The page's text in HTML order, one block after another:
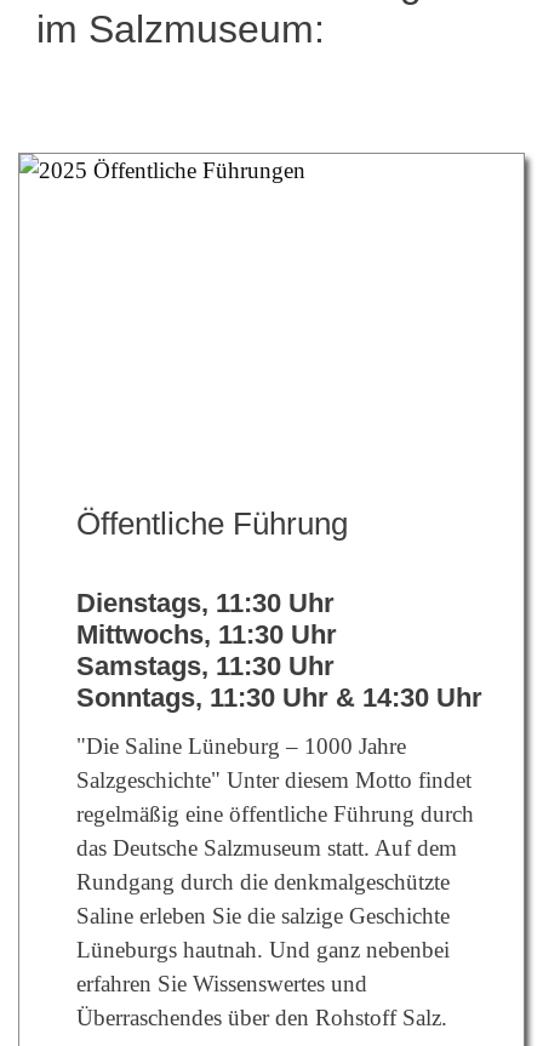
im Salzmuseum:
Öffentliche Führung
Dienstags, 11:30 Uhr
Mittwochs, 11:30 Uhr
Samstags, 11:30 Uhr
Sonntags, 11:30 Uhr & 14:30 Uhr
"Die Saline Lüneburg – 1000 Jahre
Salzgeschichte" Unter diesem Motto findet
regelmäßig eine öffentliche Führung durch
das Deutsche Salzmuseum statt. Auf dem
Rundgang durch die denkmalgeschützte
Saline erleben Sie die salzige Geschichte
Lüneburgs hautnah. Und ganz nebenbei
erfahren Sie Wissenswertes und
Überraschendes über den Rohstoff Salz.